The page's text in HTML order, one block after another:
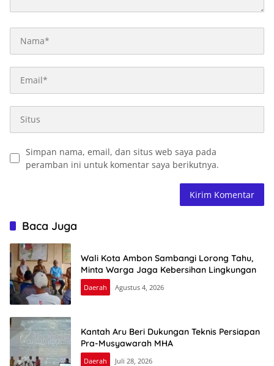
Simpan nama, email, dan situs web saya pada
peramban ini untuk komentar saya berikutnya.
Baca Juga
Wali Kota Ambon Sambangi Lorong Tahu,
Minta Warga Jaga Kebersihan Lingkungan
Daerah Agustus 4, 2026
Kantah Aru Beri Dukungan Teknis Persiapan
Pra-Musyawarah MHA
Daerah Juli 28, 2026